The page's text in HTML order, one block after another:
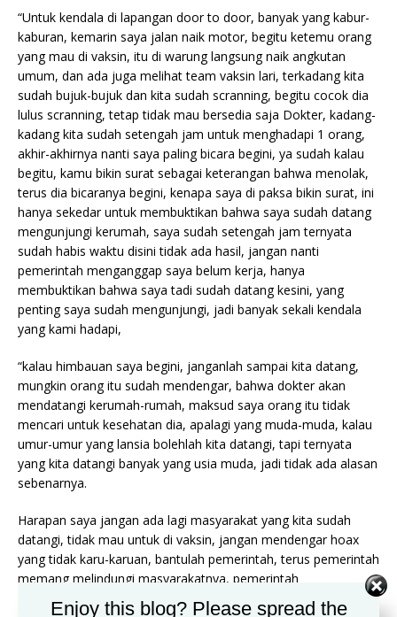
“Untuk kendala di lapangan door to door, banyak yang kabur-
kaburan, kemarin saya jalan naik motor, begitu ketemu orang
yang mau di vaksin, itu di warung langsung naik angkutan
umum, dan ada juga melihat team vaksin lari, terkadang kita
sudah bujuk-bujuk dan kita sudah scranning, begitu cocok dia
lulus scranning, tetap tidak mau bersedia saja Dokter, kadang-
kadang kita sudah setengah jam untuk menghadapi 1 orang,
akhir-akhirnya nanti saya paling bicara begini, ya sudah kalau
begitu, kamu bikin surat sebagai keterangan bahwa menolak,
terus dia bicaranya begini, kenapa saya di paksa bikin surat, ini
hanya sekedar untuk membuktikan bahwa saya sudah datang
mengunjungi kerumah, saya sudah setengah jam ternyata
sudah habis waktu disini tidak ada hasil, jangan nanti
pemerintah menganggap saya belum kerja, hanya
membuktikan bahwa saya tadi sudah datang kesini, yang
penting saya sudah mengunjungi, jadi banyak sekali kendala
yang kami hadapi,
“kalau himbauan saya begini, janganlah sampai kita datang,
mungkin orang itu sudah mendengar, bahwa dokter akan
mendatangi kerumah-rumah, maksud saya orang itu tidak
mencari untuk kesehatan dia, apalagi yang muda-muda, kalau
umur-umur yang lansia bolehlah kita datangi, tapi ternyata
yang kita datangi banyak yang usia muda, jadi tidak ada alasan
sebenarnya.
Harapan saya jangan ada lagi masyarakat yang kita sudah
datangi, tidak mau untuk di vaksin, jangan mendengar hoax
yang tidak karu-karuan, bantulah pemerintah, terus pemerintah
memang melindungi masyarakatnya, pemerintah
menginginkan masyarakatnya sehat, karena pandemi covid-19
Enjoy this blog? Please spread the